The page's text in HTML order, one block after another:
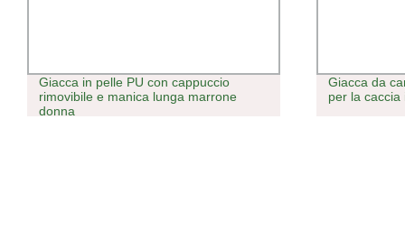
Giacca in pelle PU con cappuccio
rimovibile e manica lunga marrone
donna
Giacca da
per la caccia